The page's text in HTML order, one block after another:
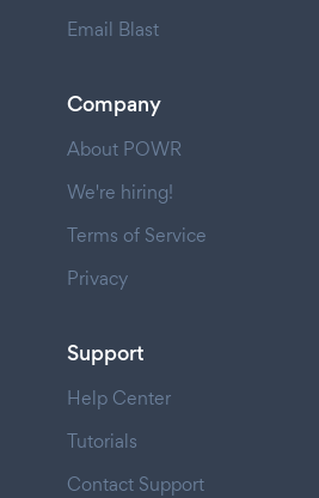
Email Blast
Company
About POWR
We're hiring!
Terms of Service
Privacy
Support
Help Center
Tutorials
Contact Support